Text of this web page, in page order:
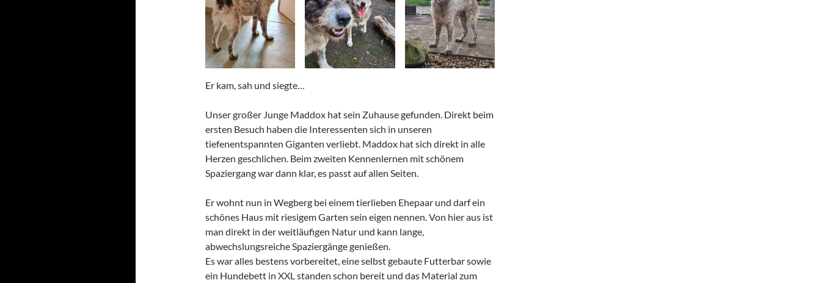
Er kam, sah und siegte…
Unser großer Junge Maddox hat sein Zuhause gefunden. Direkt beim
ersten Besuch haben die Interessenten sich in unseren
tiefenentspannten Giganten verliebt. Maddox hat sich direkt in alle
Herzen geschlichen. Beim zweiten Kennenlernen mit schönem
Spaziergang war dann klar, es passt auf allen Seiten.
Er wohnt nun in Wegberg bei einem tierlieben Ehepaar und darf ein
schönes Haus mit riesigem Garten sein eigen nennen. Von hier aus ist
man direkt in der weitläufigen Natur und kann lange,
abwechslungsreiche Spaziergänge genießen.
Es war alles bestens vorbereitet, eine selbst gebaute Futterbar sowie
ein Hundebett in XXL standen schon bereit und das Material zum